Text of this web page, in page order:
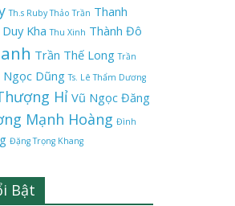
Th.s Ruby Thảo Trần Thanh
Kha Thu Xinh Thành Đô
Trần Thế Long Trần
Ngọc Dũng Ts. Lê Thẩm Dương
Hỉ Vũ Ngọc Đăng
Mạnh Hoàng Đình
Đặng Trọng Khang
Bật